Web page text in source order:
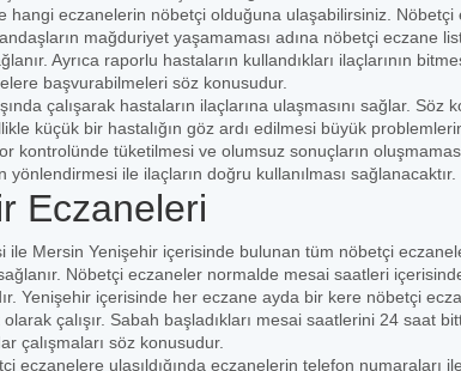
hangi eczanelerin nöbetçi olduğuna ulaşabilirsiniz.
mağduriyet yaşamaması adına nöbetçi eczane
Ayrıca raporlu hastaların kullandıkları ilaçlarının
başvurabilmeleri söz konusudur.
çalışarak hastaların ilaçlarına ulaşmasını sağlar. Söz
küçük bir hastalığın göz ardı edilmesi büyük
kontrolünde tüketilmesi ve olumsuz sonuçların
yönlendirmesi ile ilaçların doğru kullanılması sağlanacaktır.
Eczaneleri
ile Mersin Yenişehir içerisinde bulunan tüm nöbetçi
Nöbetçi eczaneler normalde mesai saatleri
Yenişehir içerisinde her eczane ayda bir kere nöbetçi
çalışır. Sabah başladıkları mesai saatlerini 24 saat
çalışmaları söz konusudur.
eczanelere ulaşıldığında eczanelerin telefon numaraları